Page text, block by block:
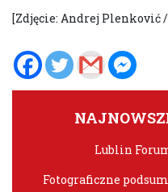
[Zdjęcie: Andrej Plenković
Lublin
Fotograficzne